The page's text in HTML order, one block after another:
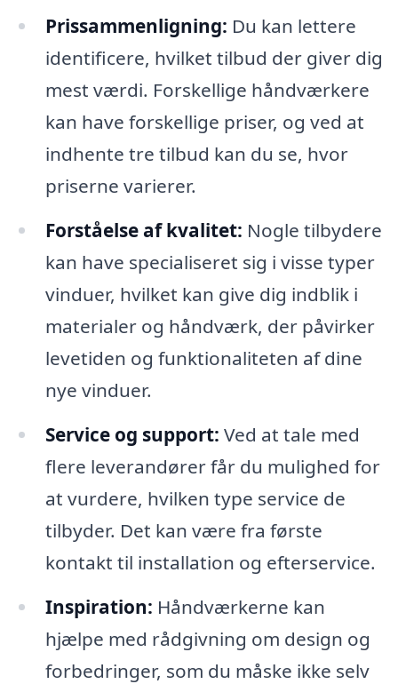
Prissammenligning: Du kan lettere
identificere, hvilket tilbud der giver dig
mest værdi. Forskellige håndværkere
kan have forskellige priser, og ved at
indhente tre tilbud kan du se, hvor
priserne varierer.
Forståelse af kvalitet: Nogle tilbydere
kan have specialiseret sig i visse typer
vinduer, hvilket kan give dig indblik i
materialer og håndværk, der påvirker
levetiden og funktionaliteten af dine
nye vinduer.
Service og support: Ved at tale med
flere leverandører får du mulighed for
at vurdere, hvilken type service de
tilbyder. Det kan være fra første
kontakt til installation og efterservice.
Inspiration: Håndværkerne kan
hjælpe med rådgivning om design og
forbedringer, som du måske ikke selv